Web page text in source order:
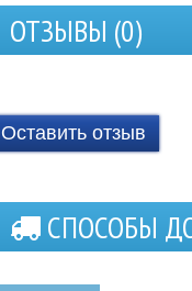
ОТЗЫВЫ (0)
Оставить отзыв
СПОСОБЫ